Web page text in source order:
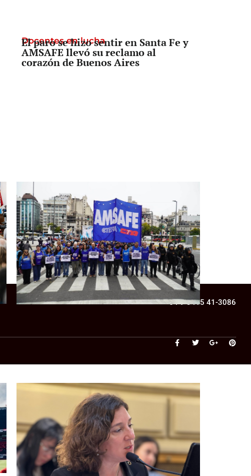
Docentes en lucha
El paro se hizo sentir en Santa Fe y
AMSAFE llevó su reclamo al
corazón de Buenos Aires
Senado
La Legislatura aprobó una ley clave
para una cooperativa de Santa Fe:
¿qué cambia?
+54 9 3415 41-3086